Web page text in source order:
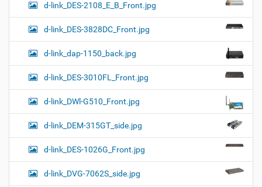
d-link_DES-2108_E_B_Front.jpg
d-link_DES-3828DC_Front.jpg
d-link_dap-1150_back.jpg
d-link_DES-3010FL_Front.jpg
d-link_DWl-G510_Front.jpg
d-link_DEM-315GT_side.jpg
d-link_DES-1026G_Front.jpg
d-link_DVG-7062S_side.jpg